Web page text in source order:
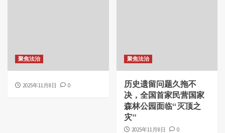
聚焦法治
2025年11月8日 0
聚焦法治
历史遗留问题久拖不
决，全国首家民营国家
森林公园面临“灭顶之
灾”
2025年11月8日 0